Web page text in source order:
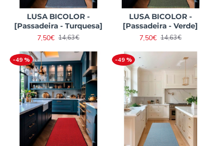
LUSA BICOLOR -
[Passadeira - Turquesa]
7,50€ 14,63€
LUSA BICOLOR -
[Passadeira - Verde]
7,50€ 14,63€
-49 % -49 %